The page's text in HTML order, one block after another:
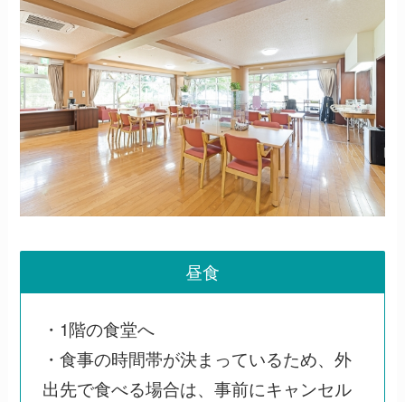
昼食
・1階の食堂へ
・食事の時間帯が決まっているため、外
出先で食べる場合は、事前にキャンセル